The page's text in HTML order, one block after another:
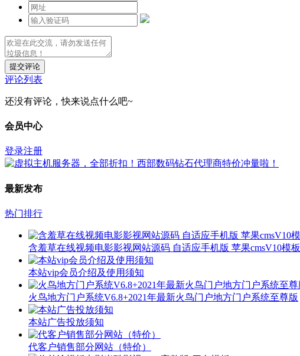
提交评论
评论列表
还没有评论，快来说点什么吧~
会员中心
登录注册
最新发布
热门排行
含羞草在线视频电影影视网站源码 自适应手机版 苹果cmsV10模板
本站vip会员介绍及使用须知
火鸟地方门户系统V6.8+2021年最新火鸟门户地方门户系统至尊版
本站广告投放须知
代客户销售部分网站（特价）